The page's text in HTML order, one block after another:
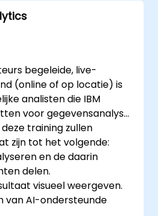
begeleide, live-
(online of op locatie) is
analisten die IBM
voor gegevensanalyse
training zullen
zijn tot het volgende:
en de daarin
delen.
visueel weergeven.
van AI-ondersteunde